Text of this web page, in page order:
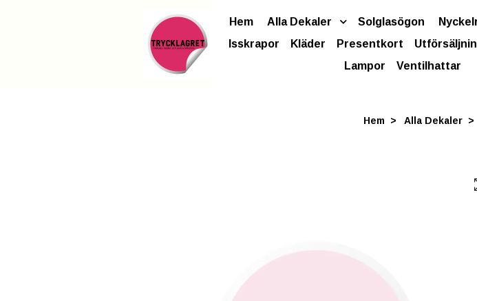
Hem Alla Dekaler Solglasögon
Isskrapor
Kläder Presentkort
Lampor
Ventilhattar
Hem Alla Dekaler